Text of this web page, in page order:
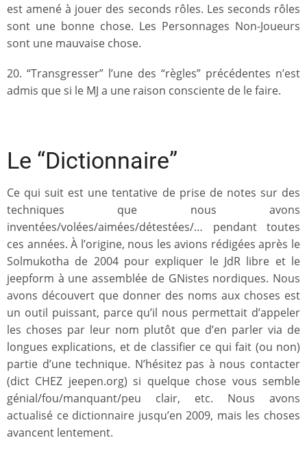
est amené à jouer des seconds rôles. Les seconds rôles
sont une bonne chose. Les Personnages Non-Joueurs
sont une mauvaise chose.
20. “Transgresser” l’une des “règles” précédentes n’est
admis que si le MJ a une raison consciente de le faire.
Le “Dictionnaire”
Ce qui suit est une tentative de prise de notes sur des
techniques que nous avons
inventées/volées/aimées/détestées/… pendant toutes
ces années. À l’origine, nous les avions rédigées après le
Solmukotha de 2004 pour expliquer le JdR libre et le
jeepform à une assemblée de GNistes nordiques. Nous
avons découvert que donner des noms aux choses est
un outil puissant, parce qu’il nous permettait d’appeler
les choses par leur nom plutôt que d’en parler via de
longues explications, et de classifier ce qui fait (ou non)
partie d’une technique. N’hésitez pas à nous contacter
(dict CHEZ jeepen.org) si quelque chose vous semble
génial/fou/manquant/peu clair, etc. Nous avons
actualisé ce dictionnaire jusqu’en 2009, mais les choses
avancent lentement.